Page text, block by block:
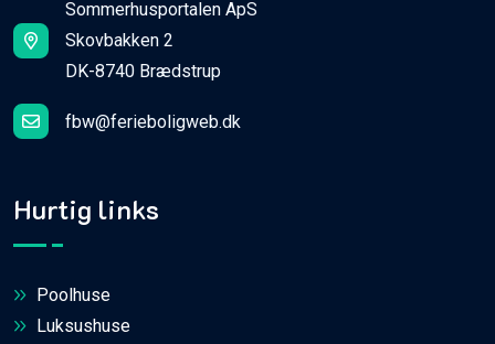
Sommerhusportalen ApS
Skovbakken 2
DK-8740 Brædstrup
fbw@ferieboligweb.dk
Hurtig links
Poolhuse
Luksushuse